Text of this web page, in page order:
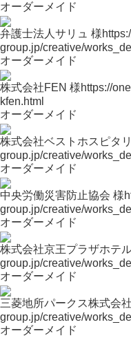
オーダーメイド
弁護士法人サリュ 様
group.jp/creative/
オーダーメイド
株式会社FEN 様https://
kfen.html
オーダーメイド
株式会社ベストホスピタ
group.jp/creative/
オーダーメイド
中央労働災害防止協会 様
group.jp/creative/
オーダーメイド
株式会社京王プラザホテ
group.jp/creative/
オーダーメイド
三菱地所パークス株式会
group.jp/creative/
オーダーメイド